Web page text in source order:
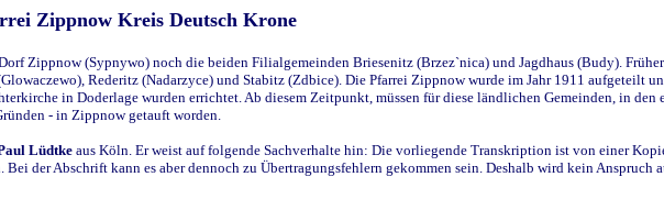
Zippnow Kreis Deutsch Krone
Zippnow (Sypnywo) noch die beiden Filialgemeinden Briesenitz (Brzez`nica) und Jagdhaus (Budy).
Rederitz (Nadarzyce) und Stabitz (Zdbice). Die Pfarrei Zippnow wurde im Jahr 1911 aufgeteilt
in Doderlage wurden errichtet. Ab diesem Zeitpunkt, müssen für diese ländlichen Gemeinden, in den
- in Zippnow getauft worden.
Lüdtke aus Köln. Er weist auf folgende Sachverhalte hin: Die vorliegende Transkription ist von einer
der Abschrift kann es aber dennoch zu Übertragungsfehlern gekommen sein. Deshalb wird kein Anspruch